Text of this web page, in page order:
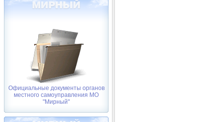
Официальные документы органов
местного самоуправления МО
"Мирный"